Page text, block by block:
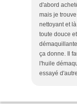
d'abord
mais je
nettoyant et
toute douce
ça donne. Il
l'huile
essayé